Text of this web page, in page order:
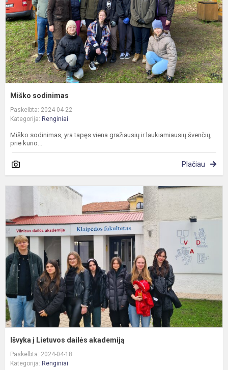
Miško sodinimas
Paskelbta: 2024-04-22
Kategorija: Renginiai
Miško sodinimas, yra tapęs viena gražiausių ir laukiamiausių švenčių,
prie kurio...
Plačiau
Išvyka į Lietuvos dailės akademiją
Paskelbta: 2024-04-18
Kategorija: Renginiai